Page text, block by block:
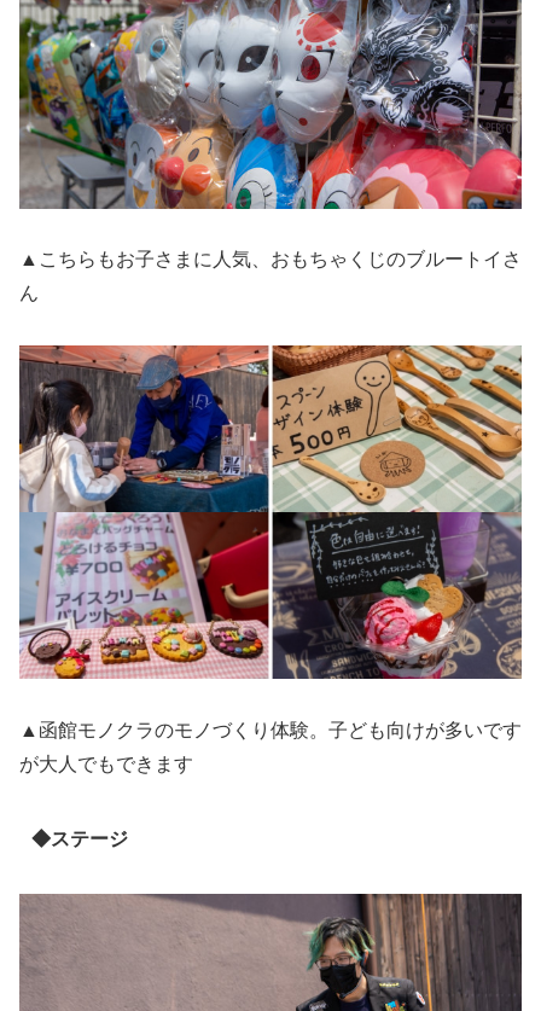
▲こちらもお子さまに人気、おもちゃくじのブルートイさ
ん
▲函館モノクラのモノづくり体験。子ども向けが多いです
が大人でもできます
◆ステージ